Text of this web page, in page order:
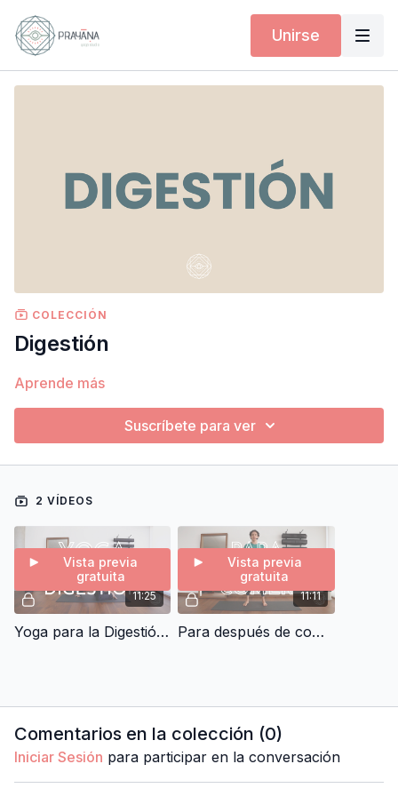
Unirse
COLECCIÓN
Digestión
Aprende más
Suscríbete para ver
2 VÍDEOS
11:25
Vista previa
gratuita
Yoga para la Digestión con Palo (clase corta)
11:11
Vista previa
gratuita
Para después de comer con Daniel (clase corta)
Comentarios en la colección (0)
Iniciar Sesión para participar en la conversación